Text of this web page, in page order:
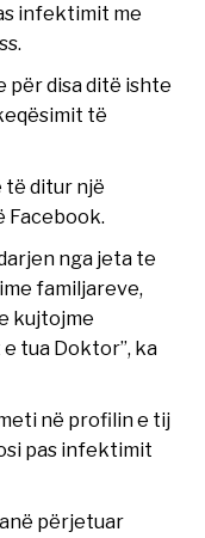
infektimit me
për disa ditë ishte
të
të ditur një
Facebook.
nga jeta te
familjareve,
kujtojme
tua Doktor”, ka
në profilin e tij
pas infektimit
përjetuar